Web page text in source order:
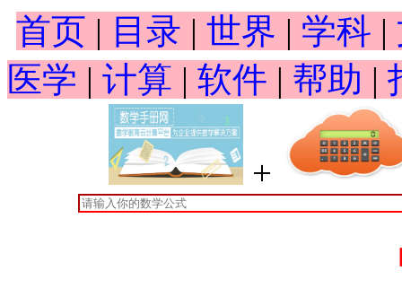
首页 | 目录 | 世界 | 学科 |
医学 | 计算 | 软件 | 帮助 |
+